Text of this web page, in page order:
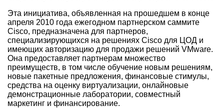
Эта инициатива, объявленная на прошедшем в конце
апреля 2010 года ежегодном партнерском саммите
Cisco, предназначена для партнеров,
специализирующихся на решениях Cisco для ЦОД и
имеющих авторизацию для продажи решений VMware.
Она предоставляет партнерам множество
преимуществ, в том числе обучение новым решениям,
новые пакетные предложения, финансовые стимулы,
средства на оценку виртуализации, онлайновые
демонстрационные лаборатории, совместный
маркетинг и финансирование.